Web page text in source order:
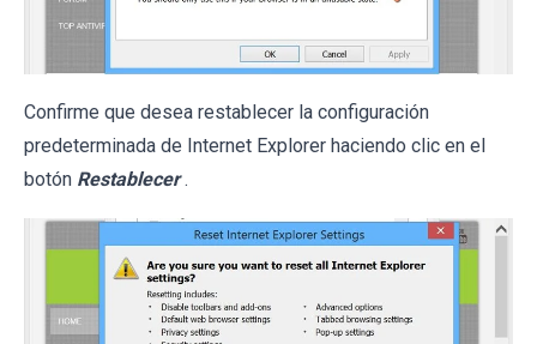
Confirme que desea restablecer la configuración
predeterminada de Internet Explorer haciendo clic en el
botón Restablecer .